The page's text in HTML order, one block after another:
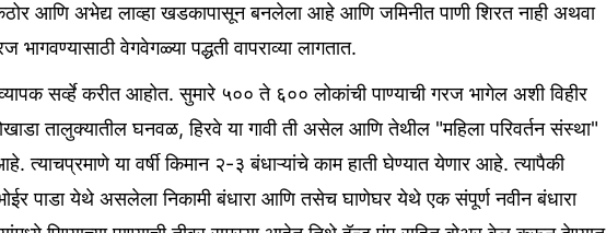
आणि अभेद्य लाव्हा खडकापासून बनलेला आहे आणि जमिनीत पाणी शिरत नाही अथवा
भागवण्यासाठी वेगवेगळ्या पद्धती वापराव्या लागतात.
सर्व्हे करीत आहोत.सुमारे ५०० ते ६०० लोकांची पाण्याची गरज भागेल अशी विहीर
तालुक्यातील घनवळ,हिरवे या गावी ती असेल आणि तेथील "महिला परिवर्तन संस्था"
.त्याचप्रमाणे या वर्षी किमान २-३ बंधाऱ्यांचे काम हाती घेण्यात येणार आहे.त्यापैकी
पाडा येथे असलेला निकामी बंधारा आणि तसेच घाणेघर येथे एक संपूर्ण नवीन बंधारा